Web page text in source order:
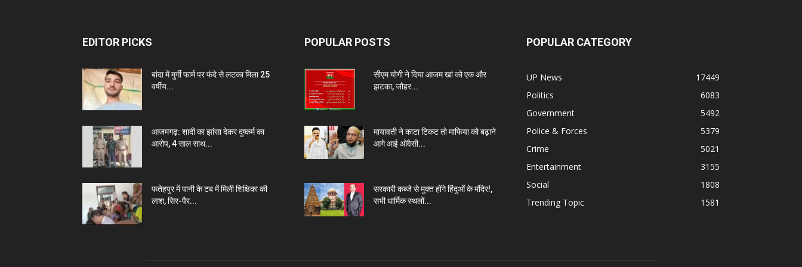
EDITOR PICKS
बांदा में मुर्गी फार्म पर फंदे से लटका मिला 25
वर्षीय...
आजमगढ़: शादी का झांसा देकर दुष्कर्म का
आरोप, 4 साल साथ...
फतेहपुर में पानी के टब में मिली शिक्षिका की
लाश, सिर-पैर...
POPULAR POSTS
सीएम योगी ने दिया आजम खां को एक और
झटका, जौहर...
मायावती ने काटा टिकट तो माफिया को बढ़ाने
आगे आई ओवैसी...
सरकारी कब्जे से मुक्त होंगे हिंदुओं के मंदिर!,
सभी धार्मिक स्थलों...
POPULAR CATEGORY
UP News
17449
Politics
6083
Government
5492
Police & Forces
5379
Crime
5021
Entertainment
3155
Social
1808
Trending Topic
1581